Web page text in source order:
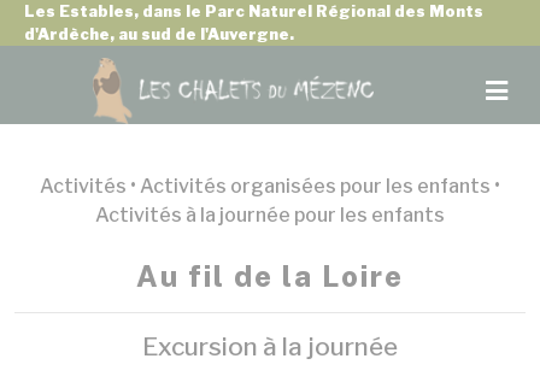
Les Estables, dans le Parc Naturel Régional des Monts
d'Ardèche, au sud de l'Auvergne.
Activités • Activités organisées pour les enfants •
Activités à la journée pour les enfants
Au fil de la Loire
Excursion à la journée
Panneau de gestion des cookies